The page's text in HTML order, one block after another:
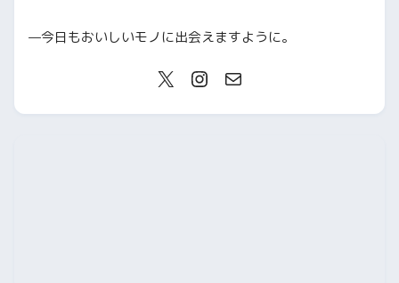
—今日もおいしいモノに出会えますように。